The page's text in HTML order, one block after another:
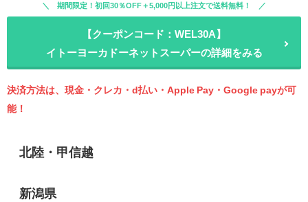
期間限定！初回30％OFF＋5,000円以上注文で送料無料！
【クーポンコード：WEL30A】
イトーヨーカドーネットスーパーの詳細をみる
決済方法は、現金・クレカ・d払い・Apple Pay・Google payが可
能！
北陸・甲信越
新潟県